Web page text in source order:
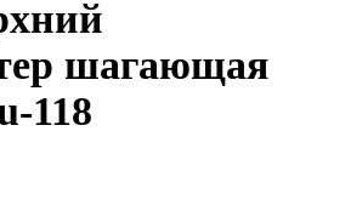
шагающая
118